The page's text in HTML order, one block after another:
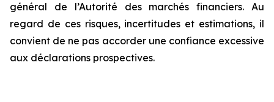
général de l’Autorité des marchés financiers. Au
regard de ces risques, incertitudes et estimations, il
convient de ne pas accorder une confiance excessive
aux déclarations prospectives.